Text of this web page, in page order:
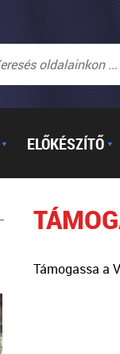
▼ ELŐKÉSZÍTŐ ▼
Támogassa a